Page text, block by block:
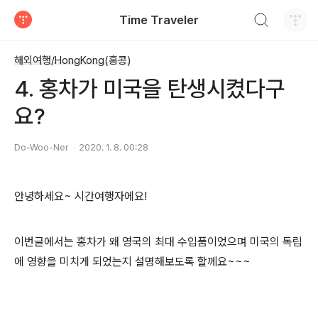
Time Traveler
해외여행/HongKong(홍콩)
4. 홍차가 미국을 탄생시켰다구
요?
Do-Woo-Ner 2020. 1. 8. 00:28
안녕하세요~ 시간여행자에요!
이번글에서는 홍차가 왜 영국의 최대 수입품이었으며 미국의 독립
에 영향을 미치게 되었는지 설명해보도록 할께요~~~